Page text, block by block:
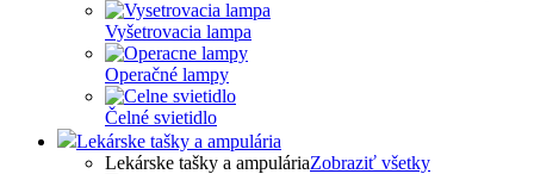
Vyšetrovacia lampa
Operačné lampy
Čelné svietidlo
Lekárske tašky a ampulária
Lekárske tašky a ampuláriaZobraziť všetky